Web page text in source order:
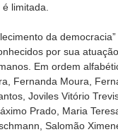
limitada.
da
por sua
Em ordem
Fernanda Moura,
Joviles Vitório
Prado, Maria
Salomão